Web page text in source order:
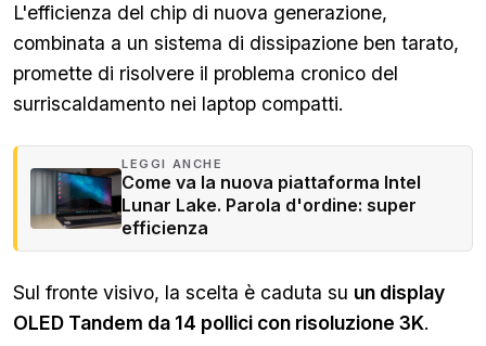
L'efficienza del chip di nuova generazione,
combinata a un sistema di dissipazione ben tarato,
promette di risolvere il problema cronico del
surriscaldamento nei laptop compatti.
LEGGI ANCHE
Come va la nuova piattaforma Intel
Lunar Lake. Parola d'ordine: super
efficienza
Sul fronte visivo, la scelta è caduta su un display
OLED Tandem da 14 pollici con risoluzione 3K.